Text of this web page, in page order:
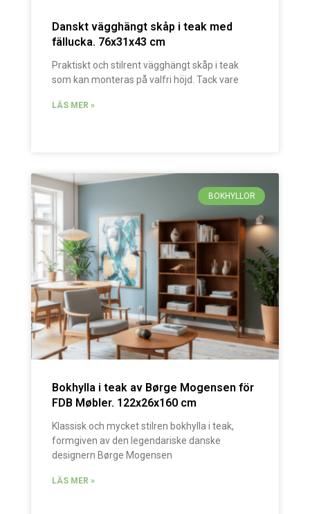
Danskt vägghängt skåp i teak med
fällucka. 76x31x43 cm
Praktiskt och stilrent vägghängt skåp i teak
som kan monteras på valfri höjd. Tack vare
LÄS MER »
BOKHYLLOR
Bokhylla i teak av Børge Mogensen för
FDB Møbler. 122x26x160 cm
Klassisk och mycket stilren bokhylla i teak,
formgiven av den legendariske danske
designern Børge Mogensen
LÄS MER »